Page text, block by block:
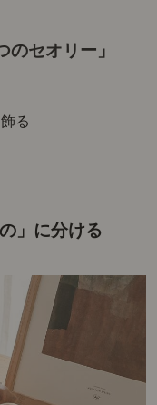
セオリー」
る
」に分ける